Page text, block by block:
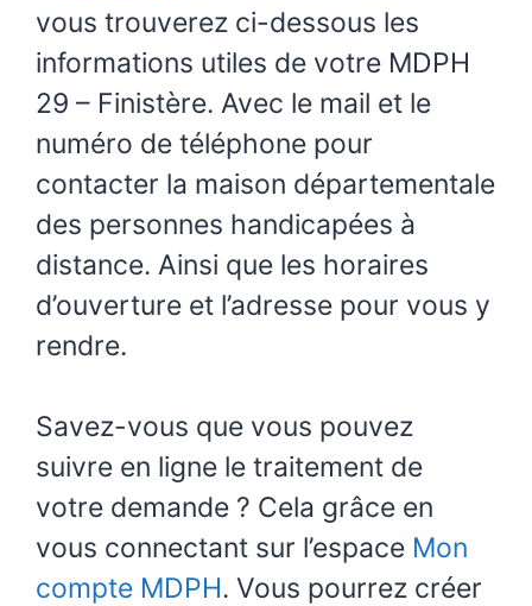
vous trouverez ci-dessous les
informations utiles de votre MDPH
29 – Finistère. Avec le mail et le
numéro de téléphone pour
contacter la maison départementale
des personnes handicapées à
distance. Ainsi que les horaires
d’ouverture et l’adresse pour vous y
rendre.
Savez-vous que vous pouvez
suivre en ligne le traitement de
votre demande ? Cela grâce en
vous connectant sur l’espace Mon
compte MDPH. Vous pourrez créer